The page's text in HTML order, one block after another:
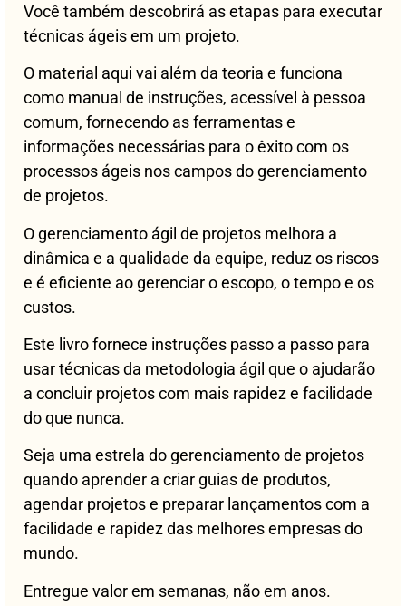
Você também descobrirá as etapas para executar
técnicas ágeis em um projeto.
O material aqui vai além da teoria e funciona
como manual de instruções, acessível à pessoa
comum, fornecendo as ferramentas e
informações necessárias para o êxito com os
processos ágeis nos campos do gerenciamento
de projetos.
O gerenciamento ágil de projetos melhora a
dinâmica e a qualidade da equipe, reduz os riscos
e é eficiente ao gerenciar o escopo, o tempo e os
custos.
Este livro fornece instruções passo a passo para
usar técnicas da metodologia ágil que o ajudarão
a concluir projetos com mais rapidez e facilidade
do que nunca.
Seja uma estrela do gerenciamento de projetos
quando aprender a criar guias de produtos,
agendar projetos e preparar lançamentos com a
facilidade e rapidez das melhores empresas do
mundo.
Entregue valor em semanas, não em anos.